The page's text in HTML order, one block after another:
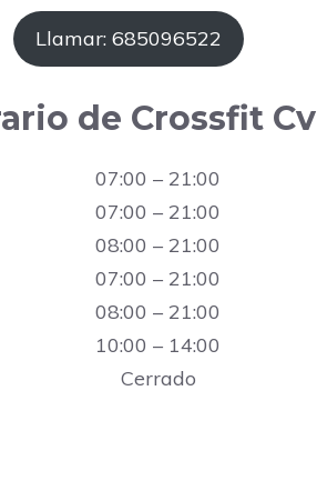
Llamar: 685096522
de Crossfit Cv
07:00 – 21:00
07:00 – 21:00
08:00 – 21:00
07:00 – 21:00
08:00 – 21:00
10:00 – 14:00
Cerrado